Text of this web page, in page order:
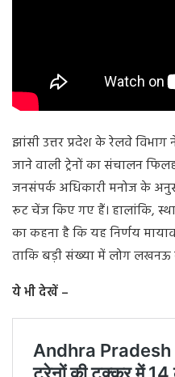
झांसी उत्तर प्रदेश के रेलवे
जाने वाली ट्रेनों का संचालन
जनसंपर्क अधिकारी मनोज के
रूट चेंज किए गए हैं। हालांकि,
का कहना है कि यह निर्णय
ताकि बड़ी संख्या में लोग
ये भी देखें –